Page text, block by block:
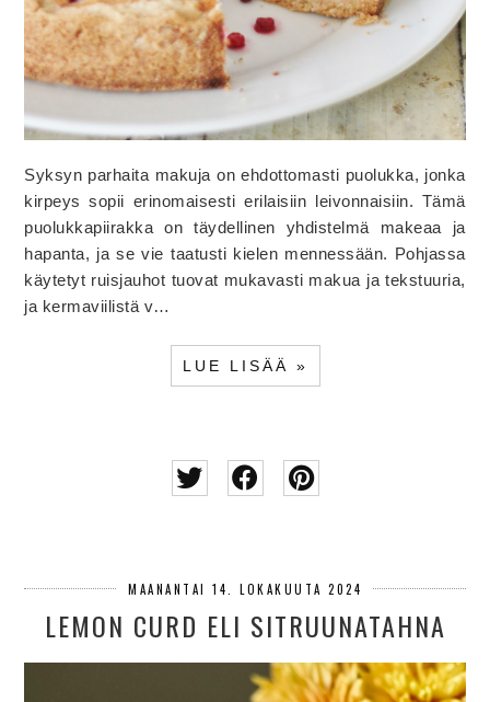
Syksyn parhaita makuja on ehdottomasti puolukka, jonka
kirpeys sopii erinomaisesti erilaisiin leivonnaisiin. Tämä
puolukkapiirakka on täydellinen yhdistelmä makeaa ja
hapanta, ja se vie taatusti kielen mennessään. Pohjassa
käytetyt ruisjauhot tuovat mukavasti makua ja tekstuuria,
ja kermaviilistä v…
LUE LISÄÄ »
MAANANTAI 14. LOKAKUUTA 2024
LEMON CURD ELI SITRUUNATAHNA